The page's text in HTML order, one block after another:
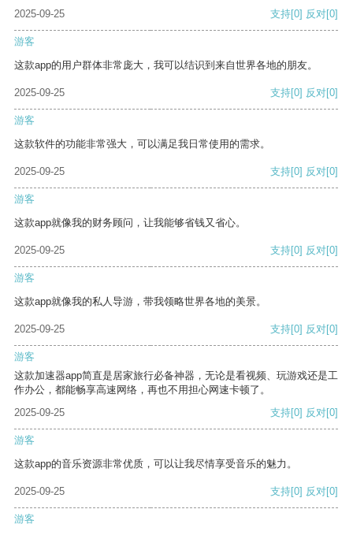
2025-09-25 支持[0] 反对[0]
游客
这款app的用户群体非常庞大，我可以结识到来自世界各地的朋友。
2025-09-25 支持[0] 反对[0]
游客
这款软件的功能非常强大，可以满足我日常使用的需求。
2025-09-25 支持[0] 反对[0]
游客
这款app就像我的财务顾问，让我能够省钱又省心。
2025-09-25 支持[0] 反对[0]
游客
这款app就像我的私人导游，带我领略世界各地的美景。
2025-09-25 支持[0] 反对[0]
游客
这款加速器app简直是居家旅行必备神器，无论是看视频、玩游戏还是工
作办公，都能畅享高速网络，再也不用担心网速卡顿了。
2025-09-25
支持[0] 反对[0]
游客
这款app的音乐资源非常优质，可以让我尽情享受音乐的魅力。
2025-09-25 支持[0] 反对[0]
游客